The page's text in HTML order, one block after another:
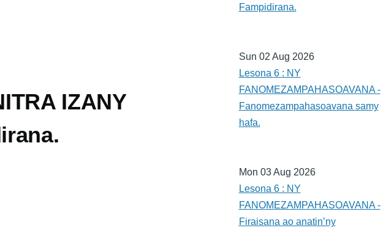
IZANY
Fampidirana.
Sun 02 Aug 2026
Lesona 6 : NY
FANOMEZAMPAHASOAVANA -
Fanomezampahasoavana samy
hafa.
Mon 03 Aug 2026
Lesona 6 : NY
FANOMEZAMPAHASOAVANA -
Firaisana ao anatin’ny